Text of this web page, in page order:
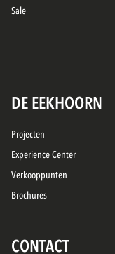
Sale
DE EEKHOORN
Projecten
Experience Center
Verkooppunten
Brochures
CONTACT